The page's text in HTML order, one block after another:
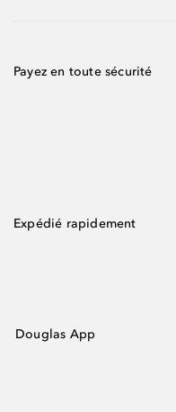
Payez en toute sécurité
Expédié rapidement
Douglas App